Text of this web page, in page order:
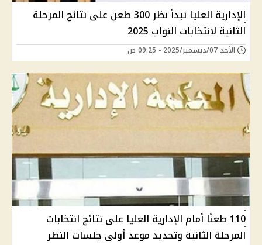
الإدارية العليا تبدأ نظر 300 طعن على نتائج المرحلة
الثانية لانتخابات النواب 2025
الأحد 07/ديسمبر/2025 - 09:25 ص
110 طعنًا أمام الإدارية العليا على نتائج انتخابات
المرحلة الثانية وتحديد موعد أولى جلسات النظر